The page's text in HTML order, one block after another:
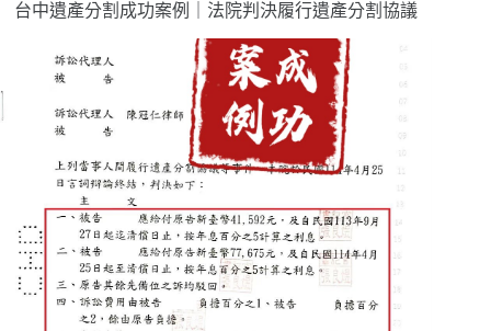
台中遺產分割成功案例｜法院判決履行遺產分割協議